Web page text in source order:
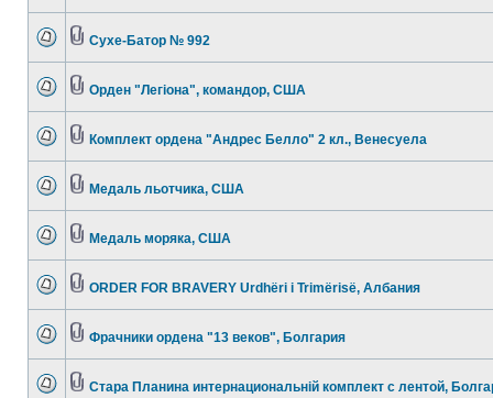
Сухе-Батор № 992
Орден "Легіона", командор, США
Комплект ордена "Андрес Белло" 2 кл., Венесуела
Медаль льотчика, США
Медаль моряка, США
ORDER FOR BRAVERY Urdhёri i Trimёrisё, Албания
Фрачники ордена "13 веков", Болгария
Стара Планина интернациональній комплект с лентой,